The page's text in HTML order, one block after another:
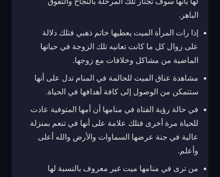
الباهر.
إذا رات المرأة الميت يعطيها خاتم ذهبي فتلك دلالة
على زوال كل ما كانت تعانيه تلك الزوجة في حياتها
الماضية من مشاكل وخلافات مع زوجها.
مشاهدة عناق الميت للحالمة في المنام تدل على أنها
ستتمكن من الوصول إلى كافة أهدافها في الحياة.
في حالة رؤية الفتاة في منامها أن أمها المتوفية عادت
للحياة مرة أخرى فتلك علامة على أنها في تنعم بمنزلة
عالية في جنة عرضها السماوات والأرض والله أعلى
وأعلم.
من ترى في منامها ميت غير معروف بالنسبة لها